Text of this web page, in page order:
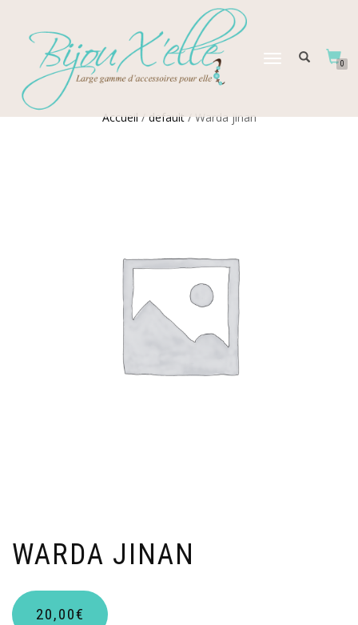
DÉPLIER
0
Accueil/default/ Warda jinan
WARDA JINAN
20,00€